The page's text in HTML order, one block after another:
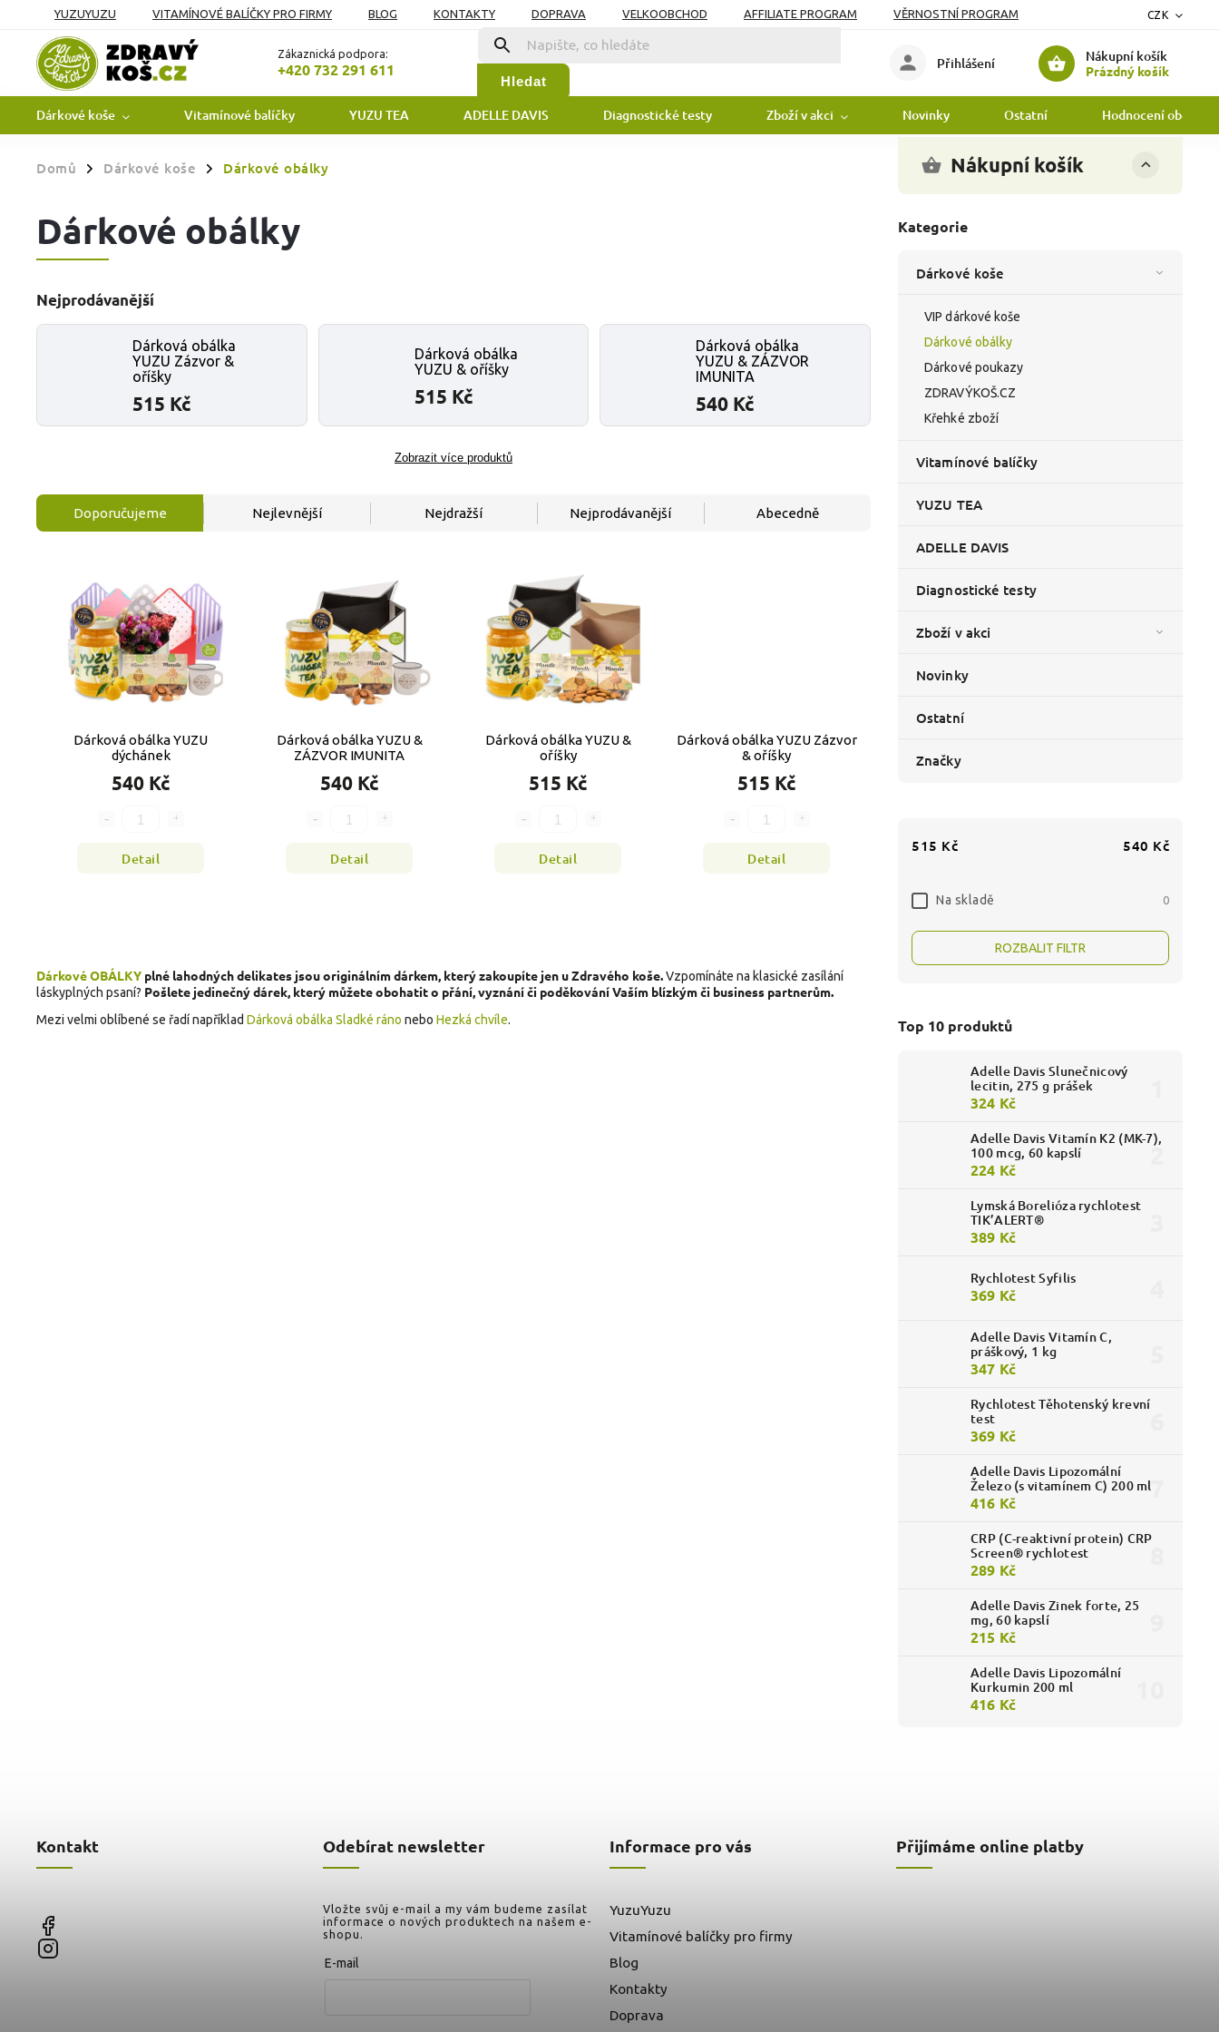
YUZUYUZU VITAMÍNOVÉ BALÍČKY PRO FIRMY BLOG KONTAKTY DOPRAVA VELKOOBCHOD AFFILIATE PROGRAM
VĚRNOSTNÍ PROGRAM
CZK
Zákaznická podpora:
+420 732 291 611
Hledat
Nákupní košík
Prázdný košík
Přihlášení
Dárkové koše Vitamínové balíčky YUZU TEA ADELLE DAVIS Diagnostické testy Zboží v akci Novinky Ostatní Hodnocení obchodu
Domů / Dárkové koše / Dárkové obálky Nákupní košík
Kategorie
Dárkové koše
VIP dárkové koše
Dárkové obálky
Dárkové poukazy
ZDRAVÝKOŠ.CZ
Křehké zboží
Vitamínové balíčky
YUZU TEA
ADELLE DAVIS
Diagnostické testy
Zboží v akci
Novinky
Ostatní
Značky
515 Kč 540 Kč
Na skladě 0
ROZBALIT FILTR
Top 10 produktů
Adelle Davis Slunečnicový
lecitin, 275 g prášek
324 Kč
Adelle Davis Vitamín K2 (MK-7),
100 mcg, 60 kapslí
224 Kč
Lymská Borelióza rychlotest
TIK’ALERT®
389 Kč
Rychlotest Syfilis
369 Kč
Adelle Davis Vitamín C,
práškový, 1 kg
347 Kč
Rychlotest Těhotenský krevní
test
369 Kč
Adelle Davis Lipozomální
Železo (s vitamínem C) 200 ml
416 Kč
CRP (C-reaktivní protein) CRP
Screen® rychlotest
289 Kč
Adelle Davis Zinek forte, 25
mg, 60 kapslí
215 Kč
Adelle Davis Lipozomální
Kurkumin 200 ml
416 Kč
Dárkové obálky
Nejprodávanější
Dárková obálka
YUZU Zázvor &
oříšky
515 Kč
Dárková obálka
YUZU & oříšky
515 Kč
Dárková obálka
YUZU & ZÁZVOR
IMUNITA
540 Kč
Zobrazit více produktů
Doporučujeme Nejlevnější Nejdražší Nejprodávanější Abecedně
Dárková obálka YUZU
dýchánek
540 Kč
Detail
Dárková obálka YUZU &
ZÁZVOR IMUNITA
540 Kč
Detail
Dárková obálka YUZU &
oříšky
515 Kč
Detail
Dárková obálka YUZU Zázvor
& oříšky
515 Kč
Detail
Dárkové OBÁLKY plné lahodných delikates jsou originálním dárkem, který zakoupíte jen u Zdravého koše.Vzpomínáte na klasické zasílání
láskyplných psaní? Pošlete jedinečný dárek, který můžete obohatit o přání, vyznání či poděkování Vaším blízkým či business partnerům.
Mezi velmi oblíbené se řadí například Dárková obálka Sladké ráno nebo Hezká chvíle.
Kontakt Odebírat newsletter
Vložte svůj e-mail a my vám budeme zasílat
informace o nových produktech na našem e-
shopu.
E-mail
Informace pro vás
YuzuYuzu
Vitamínové balíčky pro firmy
Blog
Kontakty
Doprava
Přijímáme online platby